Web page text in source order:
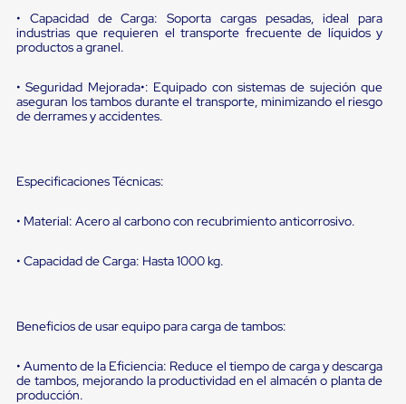
para
Puertas
Sellos
de
Cabezal
Cabezal
Cortina
Retenedores
andén
con
de
retención
de
• Capacidad de Carga: Soporta cargas pesadas, ideal para
industrias que requieren el transporte frecuente de líquidos y
productos a granel.
• Seguridad Mejorada•: Equipado con sistemas de sujeción que
aseguran los tambos durante el transporte, minimizando el riesgo
de derrames y accidentes.
Especificaciones Técnicas:
• Material: Acero al carbono con recubrimiento anticorrosivo.
• Capacidad de Carga: Hasta 1000 kg.
Beneficios de usar equipo para carga de tambos:
• Aumento de la Eficiencia: Reduce el tiempo de carga y descarga
de tambos, mejorando la productividad en el almacén o planta de
producción.